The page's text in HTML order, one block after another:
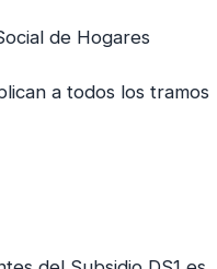
de Hogares
a todos los tramos